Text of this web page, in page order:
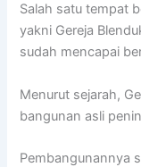
Salah satu tempat
yakni Gereja
sudah mencapai
Menurut sejarah,
bangunan asli
Pembangunannya